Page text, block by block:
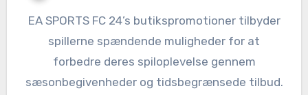
EA SPORTS FC 24’s butikspromotioner tilbyder
spillerne spændende muligheder for at
forbedre deres spiloplevelse gennem
sæsonbegivenheder og tidsbegrænsede tilbud.